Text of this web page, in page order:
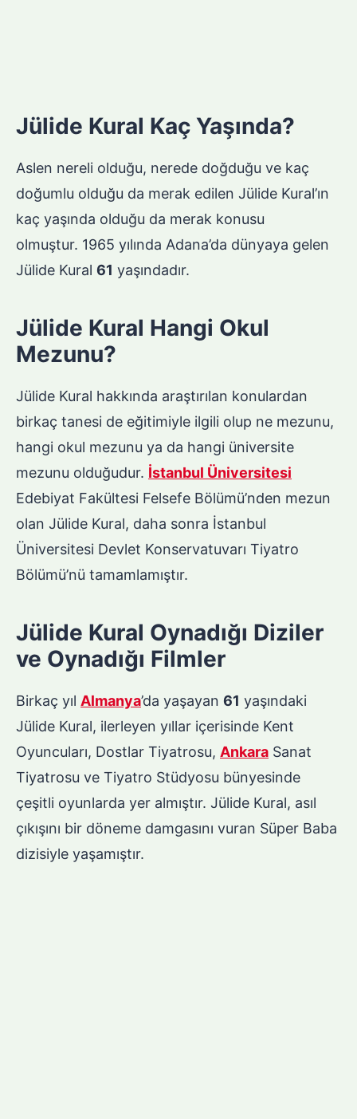
Jülide Kural Kaç Yaşında?
Aslen nereli olduğu, nerede doğduğu ve kaç
doğumlu olduğu da merak edilen Jülide Kural’ın
kaç yaşında olduğu da merak konusu
olmuştur. 1965 yılında Adana’da dünyaya gelen
Jülide Kural 61 yaşındadır.
Jülide Kural Hangi Okul
Mezunu?
Jülide Kural hakkında araştırılan konulardan
birkaç tanesi de eğitimiyle ilgili olup ne mezunu,
hangi okul mezunu ya da hangi üniversite
mezunu olduğudur. İstanbul Üniversitesi
Edebiyat Fakültesi Felsefe Bölümü’nden mezun
olan Jülide Kural, daha sonra İstanbul
Üniversitesi Devlet Konservatuvarı Tiyatro
Bölümü’nü tamamlamıştır.
Jülide Kural Oynadığı Diziler
ve Oynadığı Filmler
Birkaç yıl Almanya’da yaşayan 61 yaşındaki
Jülide Kural, ilerleyen yıllar içerisinde Kent
Oyuncuları, Dostlar Tiyatrosu, Ankara Sanat
Tiyatrosu ve Tiyatro Stüdyosu bünyesinde
çeşitli oyunlarda yer almıştır. Jülide Kural, asıl
çıkışını bir döneme damgasını vuran Süper Baba
dizisiyle yaşamıştır.